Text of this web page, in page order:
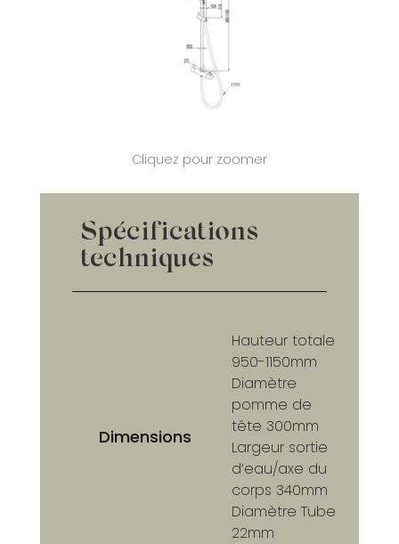
Cliquez pour zoomer
Spécifications
techniques
Dimensions
Hauteur totale
950-1150mm
Diamètre
pomme de
tête 300mm
Largeur sortie
d’eau/axe du
corps 340mm
Diamètre Tube
22mm